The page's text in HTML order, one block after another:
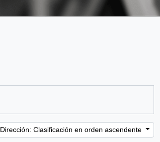
Dirección: Clasificación en orden ascendente